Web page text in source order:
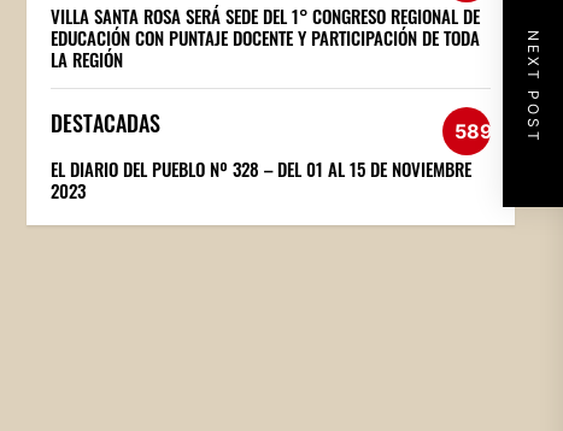
NEXT POST
VILLA SANTA ROSA SERÁ SEDE DEL 1° CONGRESO REGIONAL DE
EDUCACIÓN CON PUNTAJE DOCENTE Y PARTICIPACIÓN DE TODA
LA REGIÓN
DESTACADAS 589
EL DIARIO DEL PUEBLO Nº 328 – DEL 01 AL 15 DE NOVIEMBRE
2023